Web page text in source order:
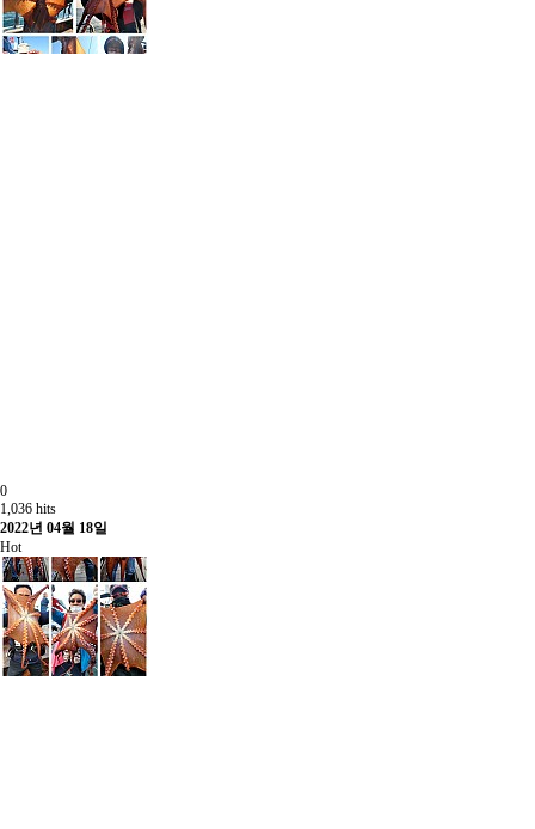
0
1,036 hits
2022년 04월 18일
Hot